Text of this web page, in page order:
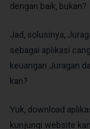
dengan baik, bukan?
Jad, solusinya,
sebagai aplikasi
keuangan Juragan
kan?
Yuk, download
kunjungi website